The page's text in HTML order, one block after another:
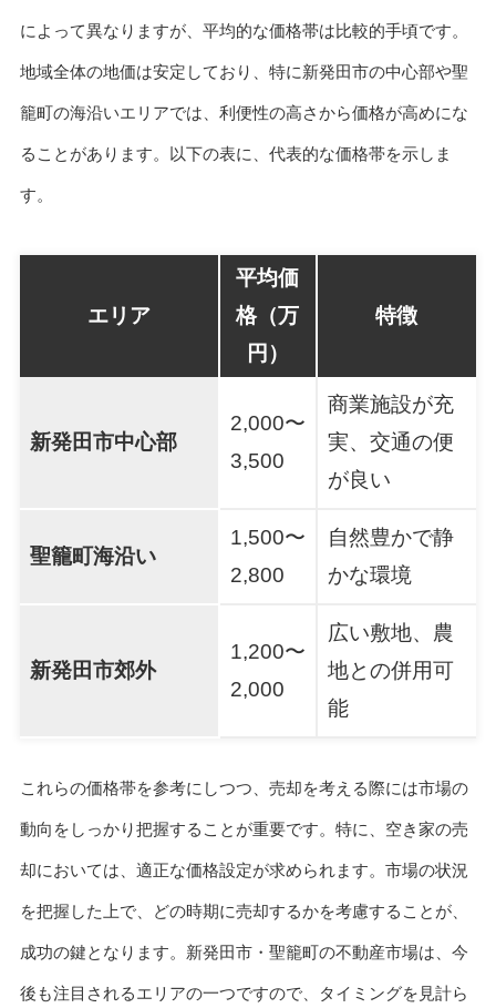
によって異なりますが、平均的な価格帯は比較的手頃です。
地域全体の地価は安定しており、特に新発田市の中心部や聖
籠町の海沿いエリアでは、利便性の高さから価格が高めにな
ることがあります。以下の表に、代表的な価格帯を示しま
す。
エリア
平均価
格（万
円）
特徴
新発田市中心部
2,000〜
3,500
商業施設が充
実、交通の便
が良い
聖籠町海沿い
1,500〜
2,800
自然豊かで静
かな環境
新発田市郊外
1,200〜
2,000
広い敷地、農
地との併用可
能
これらの価格帯を参考にしつつ、売却を考える際には市場の
動向をしっかり把握することが重要です。特に、空き家の売
却においては、適正な価格設定が求められます。市場の状況
を把握した上で、どの時期に売却するかを考慮することが、
成功の鍵となります。新発田市・聖籠町の不動産市場は、今
後も注目されるエリアの一つですので、タイミングを見計ら